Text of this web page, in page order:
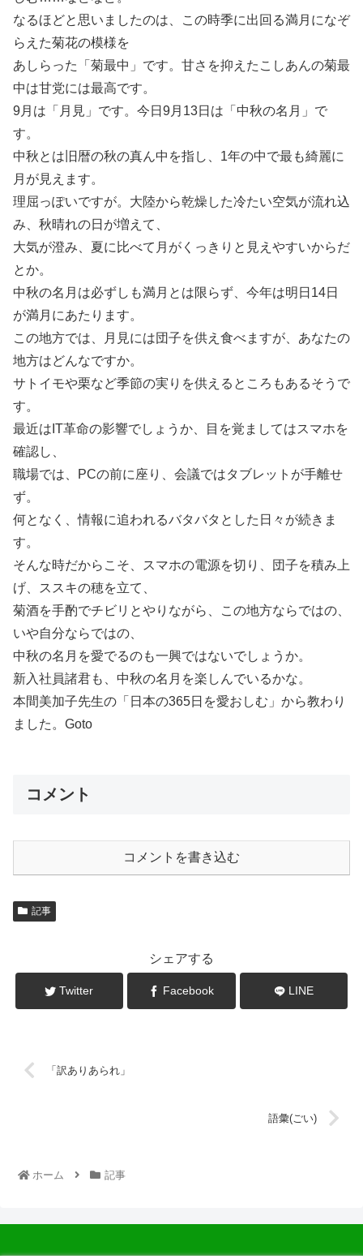
なるほどと思いましたのは、この時季に出回る満月になぞ
らえた菊花の模様を
あしらった「菊最中」です。甘さを抑えたこしあんの菊最
中は甘党には最高です。
9月は「月見」です。今日9月13日は「中秋の名月」で
す。
中秋とは旧暦の秋の真ん中を指し、1年の中で最も綺麗に
月が見えます。
理屈っぽいですが。大陸から乾燥した冷たい空気が流れ込
み、秋晴れの日が増えて、
大気が澄み、夏に比べて月がくっきりと見えやすいからだ
とか。
中秋の名月は必ずしも満月とは限らず、今年は明日14日
が満月にあたります。
この地方では、月見には団子を供え食べますが、あなたの
地方はどんなですか。
サトイモや栗など季節の実りを供えるところもあるそうで
す。
最近はIT革命の影響でしょうか、目を覚ましてはスマホを
確認し、
職場では、PCの前に座り、会議ではタブレットが手離せ
ず。
何となく、情報に追われるバタバタとした日々が続きま
す。
そんな時だからこそ、スマホの電源を切り、団子を積み上
げ、ススキの穂を立て、
菊酒を手酌でチビリとやりながら、この地方ならではの、
いや自分ならではの、
中秋の名月を愛でるのも一興ではないでしょうか。
新入社員諸君も、中秋の名月を楽しんでいるかな。
本間美加子先生の「日本の365日を愛おしむ」から教わり
ました。Goto
コメント
コメントを書き込む
記事
シェアする
Twitter Facebook LINE
「訳ありあられ」
語彙(ごい)
ホーム 記事